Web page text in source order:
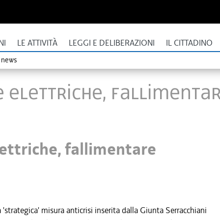
LE ATTIVITÀ LEGGI E DELIBERAZIONI IL CITTADINO
elettriche,
fallimentare
misura anticrisi inserita dalla Giunta Serracchiani